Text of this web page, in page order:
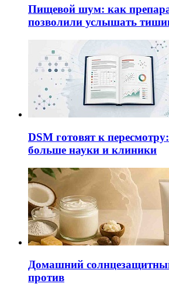
Пищевой шум: как
позволили услышать
DSM готовят к
больше науки и клиники
Домашний
против